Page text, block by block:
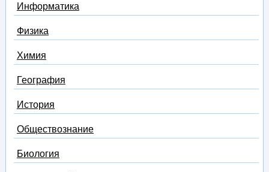
Информатика
Физика
Химия
География
История
Обществознание
Биология